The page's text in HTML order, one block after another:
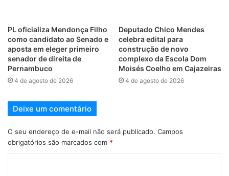
PL oficializa Mendonça Filho
como candidato ao Senado e
aposta em eleger primeiro
senador de direita de
Pernambuco
4 de agosto de 2026
Deputado Chico Mendes
celebra edital para
construção de novo
complexo da Escola Dom
Moisés Coelho em Cajazeiras
4 de agosto de 2026
Deixe um comentário
O seu endereço de e-mail não será publicado. Campos
obrigatórios são marcados com *